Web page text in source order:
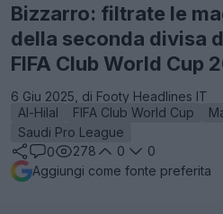
Bizzarro: filtrate le
della seconda divisa
FIFA Club World Cup
6 Giu 2025, di Footy Headlines IT
Al-Hilal
FIFA Club World Cup
Saudi Pro League
0
278 0
0
Aggiungi come fonte preferita